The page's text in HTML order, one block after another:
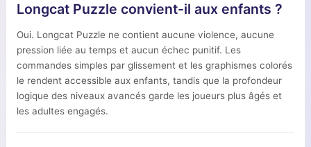
Longcat Puzzle convient-il aux enfants ?
Oui. Longcat Puzzle ne contient aucune violence, aucune
pression liée au temps et aucun échec punitif. Les
commandes simples par glissement et les graphismes colorés
le rendent accessible aux enfants, tandis que la profondeur
logique des niveaux avancés garde les joueurs plus âgés et
les adultes engagés.